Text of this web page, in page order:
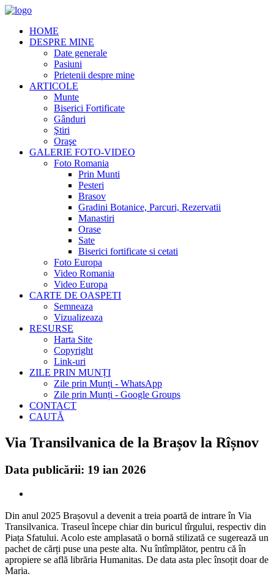
HOME
DESPRE MINE
Date generale
Pasiuni
Prietenii despre mine
ARTICOLE
Munte
Biserici Fortificate
Gânduri
Ştiri
Oraşe
GALERIE FOTO-VIDEO
Foto Romania
Prin Munti
Pesteri
Brasov
Gradini Botanice, Parcuri, Rezervatii
Manastiri
Orase
Sate
Biserici fortificate si cetati
Foto Europa
Video Romania
Video Europa
CARTE DE OASPETI
Semneaza
Vizualizeaza
RESURSE
Harta Site
Copyright
Link-uri
ZILE PRIN MUNȚI
Zile prin Munți - WhatsApp
Zile prin Munți - Google Groups
CONTACT
CAUTĂ
Via Transilvanica de la Brașov la Rîșnov
Data publicării: 19 ian 2026
Din anul 2025 Brașovul a devenit a treia poartă de intrare în Via
Transilvanica. Traseul începe chiar din buricul tîrgului, respectiv din
Piața Sfatului. Acolo este amplasată o bornă stilizată ce sugerează un
pachet de cărți puse una peste alta. Nu întîmplător, pentru că în
apropiere se află librăria Humanitas. De data asta plec însoțit doar de
Maria.